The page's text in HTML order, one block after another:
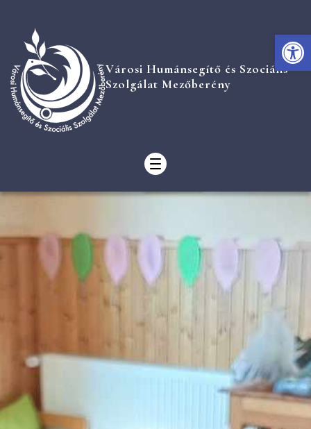
Városi Humánsegítő és Szociális
Szolgálat Mezőberény